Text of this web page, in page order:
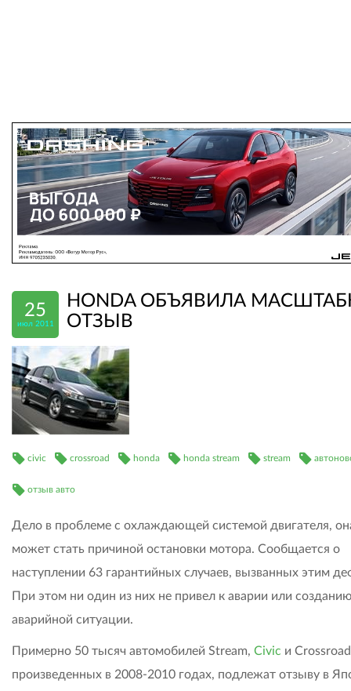
25
июл 2011
HONDA ОБЪЯВИЛА
ОТЗЫВ
civic crossroad honda honda stream stream
отзыв авто
Дело в проблеме с охлаждающей системой двигателя,
может стать причиной остановки мотора. Сообщается о
наступлении 63 гарантийных случаев, вызванных этим
При этом ни один из них не привел к аварии или
аварийной ситуации.
Примерно 50 тысяч автомобилей Stream, Civic и
произведенных в 2008-2010 годах, подлежат отзыву в